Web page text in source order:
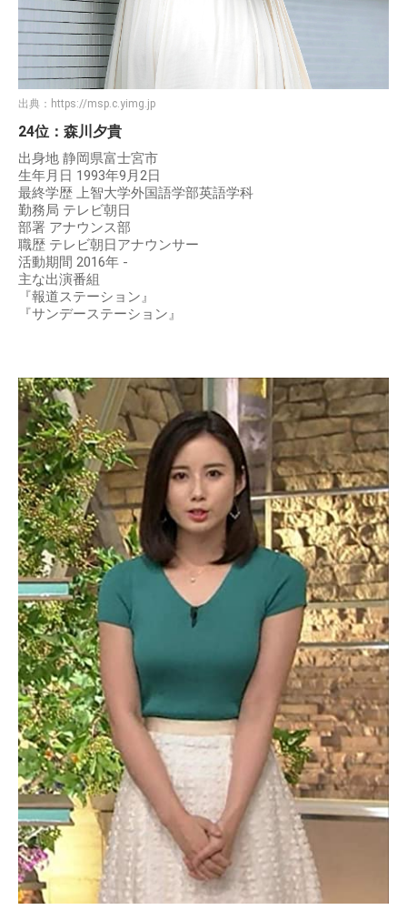
出典： https://msp.c.yimg.jp
24位：森川夕貴
出身地 静岡県富士宮市
生年月日 1993年9月2日
最終学歴 上智大学外国語学部英語学科
勤務局 テレビ朝日
部署 アナウンス部
職歴 テレビ朝日アナウンサー
活動期間 2016年 -
主な出演番組
『報道ステーション』
『サンデーステーション』